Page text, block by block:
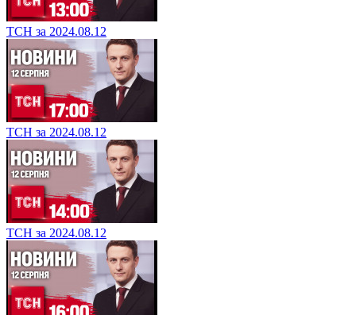
ТСН за 2024.08.12
ТСН за 2024.08.12
ТСН за 2024.08.12